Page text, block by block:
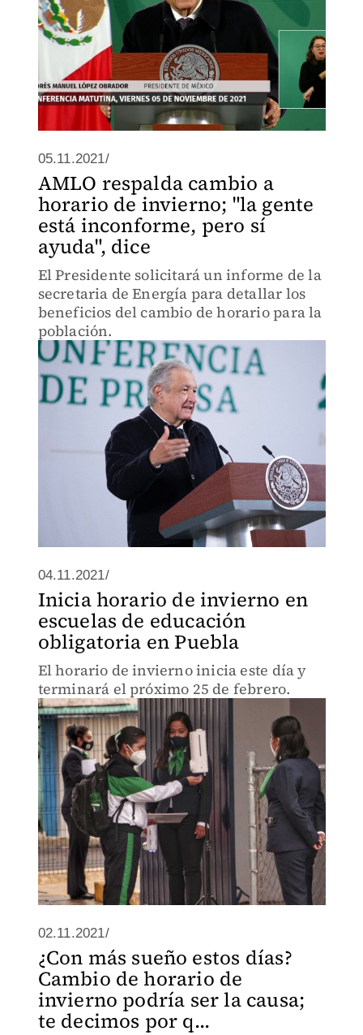
05.11.2021/
AMLO respalda cambio a
horario de invierno; "la gente
está inconforme, pero sí
ayuda", dice
El Presidente solicitará un informe de la
secretaria de Energía para detallar los
beneficios del cambio de horario para la
población.
04.11.2021/
Inicia horario de invierno en
escuelas de educación
obligatoria en Puebla
El horario de invierno inicia este día y
terminará el próximo 25 de febrero.
02.11.2021/
¿Con más sueño estos días?
Cambio de horario de
invierno podría ser la causa;
te decimos por q...